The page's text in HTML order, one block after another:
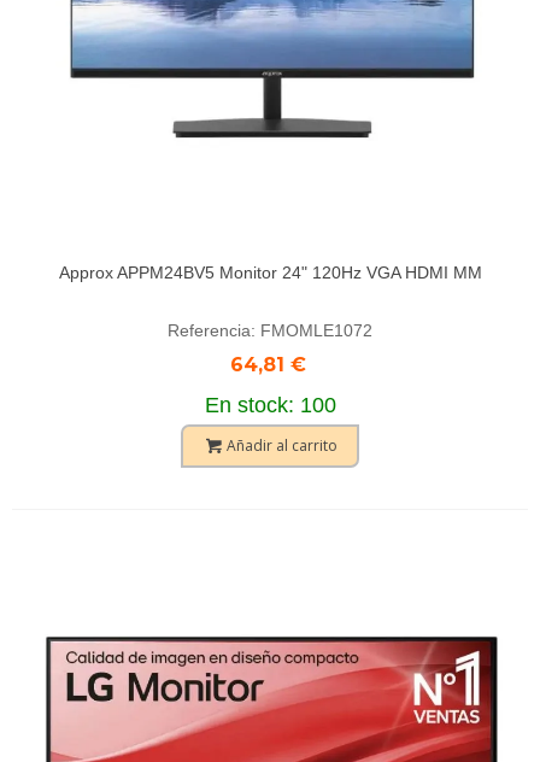
Approx APPM24BV5 Monitor 24" 120Hz VGA HDMI MM
Referencia: FMOMLE1072
64,81 €
En stock: 100
Añadir al carrito